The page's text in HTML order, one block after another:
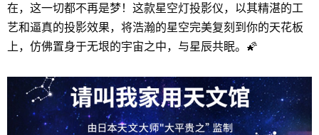
在，这一切都不再是梦！这款星空灯投影仪，以其精湛的工
艺和逼真的投影效果，将浩瀚的星空完美复刻到你的天花板
上，仿佛置身于无垠的宇宙之中，与星辰共眠。🌠